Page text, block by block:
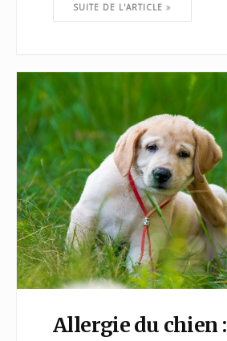
SUITE DE L'ARTICLE
Allergie du chien :